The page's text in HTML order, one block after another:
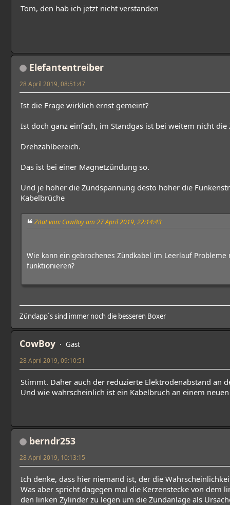
Tom, den hab ich jetzt nicht verstanden
Elefantentreiber
28 April 2019, 08:51:47
Ist die Frage wirklich ernst gemeint?
Ist doch ganz einfach, im Standgas ist bei weitem nicht
Drehzahlbereich.
Das ist bei einer Magnetzündung so.
Und je höher die Zündspannung desto höher die
Kabelbrüche
Zitat von: CowBoy am 27 April 2019, 22:14:43
Wie kann ein gebrochenes Zündkabel im Leerlauf
funktionieren?
Zündapp´s sind immer noch die besseren Boxer
CowBoy Gast
28 April 2019, 09:10:51
Stimmt. Daher auch der reduzierte Elektrodenabstand an
Und wie wahrscheinlich ist ein Kabelbruch an einem neuen
berndr253
28 April 2019, 10:13:15
Ich denke, dass hier niemand ist, der die
Was aber spricht dagegen mal die Kerzenstecke von dem
den linken Zylinder zu legen um die Zündanlage als